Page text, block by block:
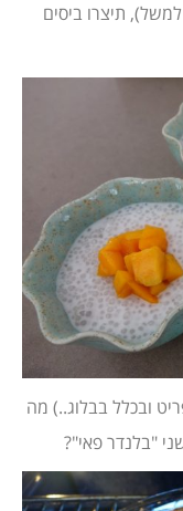
תיצרו ביסים
ובכלל בבלוג..) מה
"בלנדר פאי"?